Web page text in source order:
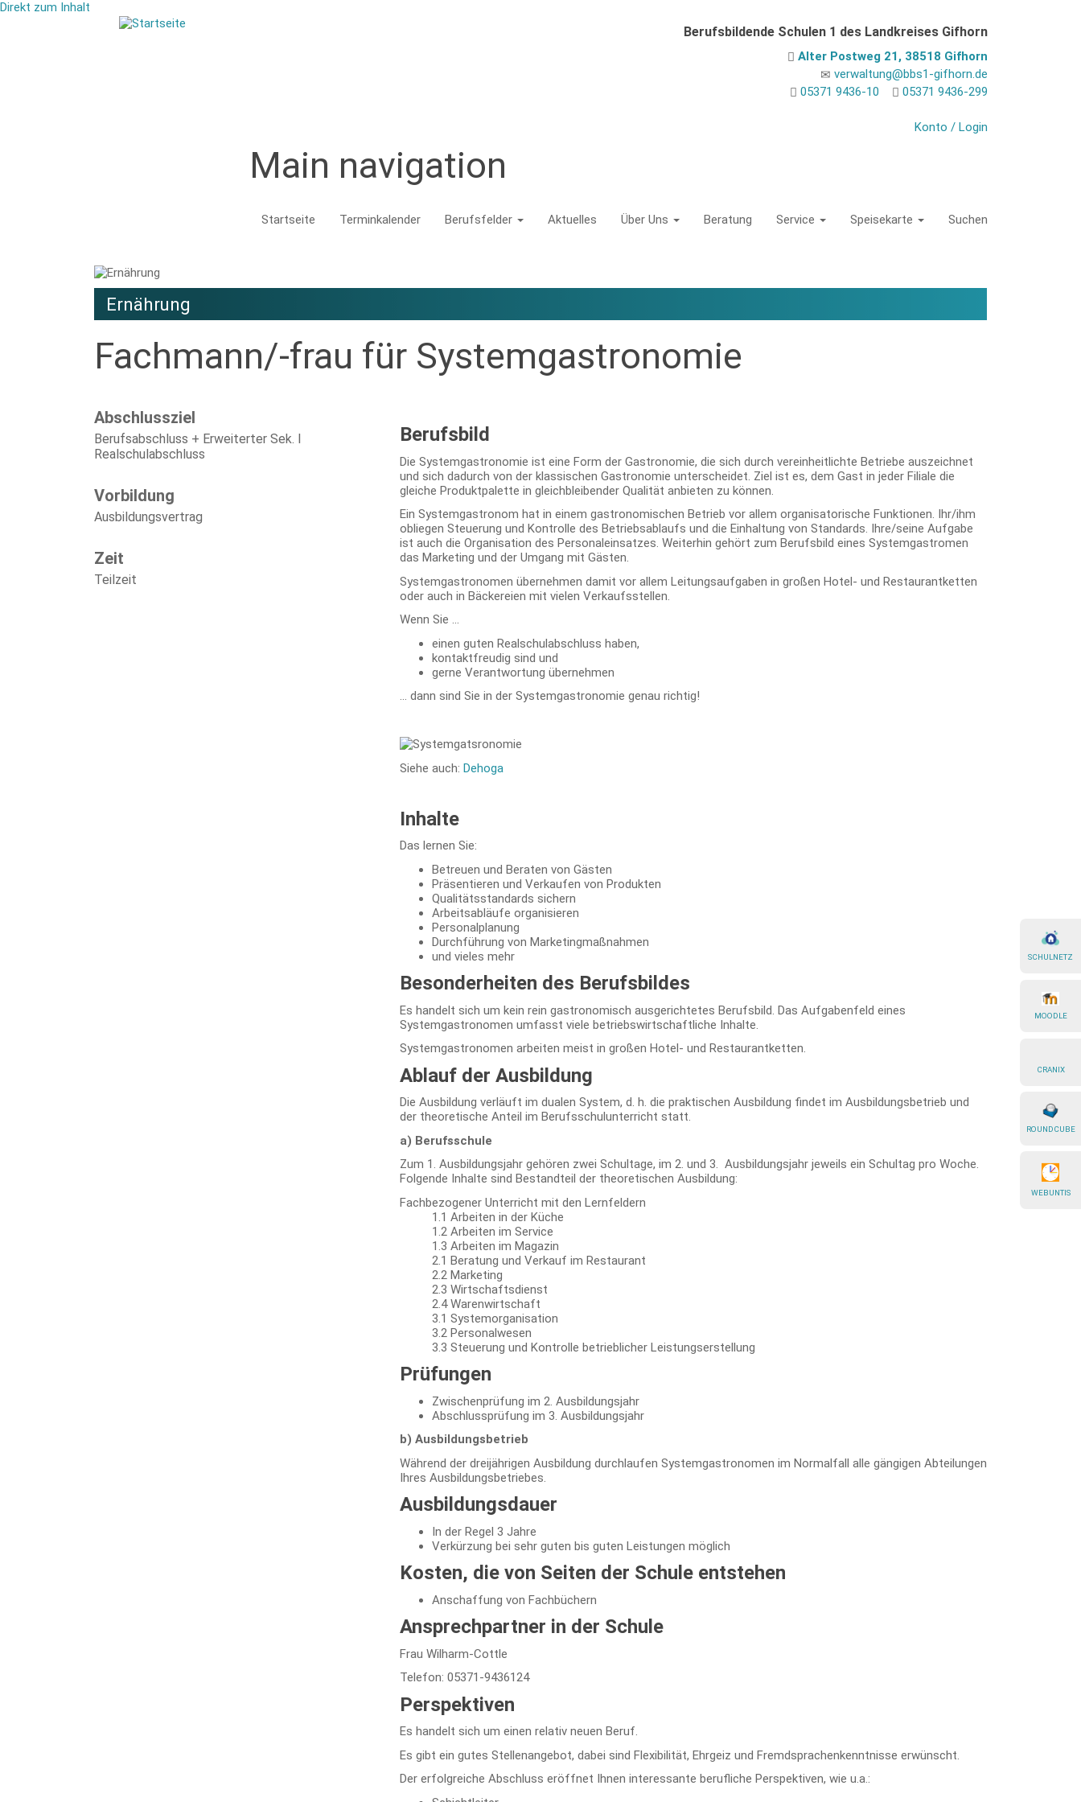
Direkt zum Inhalt
Berufsbildende Schulen 1 des Landkreises Gifhorn
Alter Postweg 21, 38518 Gifhorn
verwaltung@bbs1-gifhorn.de
05371 9436-10
05371 9436-299
Konto / Login
Main navigation
Startseite Terminkalender Berufsfelder Aktuelles Über Uns Beratung Service Speisekarte Suchen
Ernährung
Fachmann/-frau für Systemgastronomie
Abschlussziel
Berufsabschluss + Erweiterter Sek. I
Realschulabschluss
Vorbildung
Ausbildungsvertrag
Zeit
Teilzeit
Berufsbild
Die Systemgastronomie ist eine Form der Gastronomie, die sich durch vereinheitlichte Betriebe auszeichnet
und sich dadurch von der klassischen Gastronomie unterscheidet. Ziel ist es, dem Gast in jeder Filiale die
gleiche Produktpalette in gleichbleibender Qualität anbieten zu können.
Ein Systemgastronom hat in einem gastronomischen Betrieb vor allem organisatorische Funktionen. Ihr/ihm
obliegen Steuerung und Kontrolle des Betriebsablaufs und die Einhaltung von Standards. Ihre/seine Aufgabe
ist auch die Organisation des Personaleinsatzes. Weiterhin gehört zum Berufsbild eines Systemgastromen
das Marketing und der Umgang mit Gästen.
Systemgastronomen übernehmen damit vor allem Leitungsaufgaben in großen Hotel- und Restaurantketten
oder auch in Bäckereien mit vielen Verkaufsstellen.
Wenn Sie ...
einen guten Realschulabschluss haben,
kontaktfreudig sind und
gerne Verantwortung übernehmen
… dann sind Sie in der Systemgastronomie genau richtig!
Siehe auch: Dehoga
Inhalte
Das lernen Sie:
Betreuen und Beraten von Gästen
Präsentieren und Verkaufen von Produkten
Qualitätsstandards sichern
Arbeitsabläufe organisieren
Personalplanung
Durchführung von Marketingmaßnahmen
und vieles mehr
Besonderheiten des Berufsbildes
Es handelt sich um kein rein gastronomisch ausgerichtetes Berufsbild. Das Aufgabenfeld eines
Systemgastronomen umfasst viele betriebswirtschaftliche Inhalte.
Systemgastronomen arbeiten meist in großen Hotel- und Restaurantketten.
Ablauf der Ausbildung
Die Ausbildung verläuft im dualen System, d. h. die praktischen Ausbildung findet im Ausbildungsbetrieb und
der theoretische Anteil im Berufsschulunterricht statt.
a) Berufsschule
Zum 1. Ausbildungsjahr gehören zwei Schultage, im 2. und 3. Ausbildungsjahr jeweils ein Schultag pro Woche.
Folgende Inhalte sind Bestandteil der theoretischen Ausbildung:
Fachbezogener Unterricht mit den Lernfeldern
1.1 Arbeiten in der Küche
1.2 Arbeiten im Service
1.3 Arbeiten im Magazin
2.1 Beratung und Verkauf im Restaurant
2.2 Marketing
2.3 Wirtschaftsdienst
2.4 Warenwirtschaft
3.1 Systemorganisation
3.2 Personalwesen
3.3 Steuerung und Kontrolle betrieblicher Leistungserstellung
Prüfungen
Zwischenprüfung im 2. Ausbildungsjahr
Abschlussprüfung im 3. Ausbildungsjahr
b) Ausbildungsbetrieb
Während der dreijährigen Ausbildung durchlaufen Systemgastronomen im Normalfall alle gängigen Abteilungen
Ihres Ausbildungsbetriebes.
Ausbildungsdauer
In der Regel 3 Jahre
Verkürzung bei sehr guten bis guten Leistungen möglich
Kosten, die von Seiten der Schule entstehen
Anschaffung von Fachbüchern
Ansprechpartner in der Schule
Frau Wilharm-Cottle
Telefon: 05371-9436124
Perspektiven
Es handelt sich um einen relativ neuen Beruf.
Es gibt ein gutes Stellenangebot, dabei sind Flexibilität, Ehrgeiz und Fremdsprachenkenntnisse erwünscht.
Der erfolgreiche Abschluss eröffnet Ihnen interessante berufliche Perspektiven, wie u.a.:
SCHULNETZ
MOODLE
CRANIX
ROUNDCUBE
WEBUNTIS